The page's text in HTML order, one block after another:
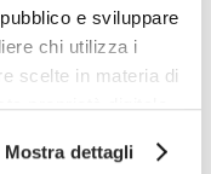
e sviluppare
chi utilizza i
scelte in materia di
proprietà digitale
in qualsiasi
Mostra dettagli
Iscriviti
alla